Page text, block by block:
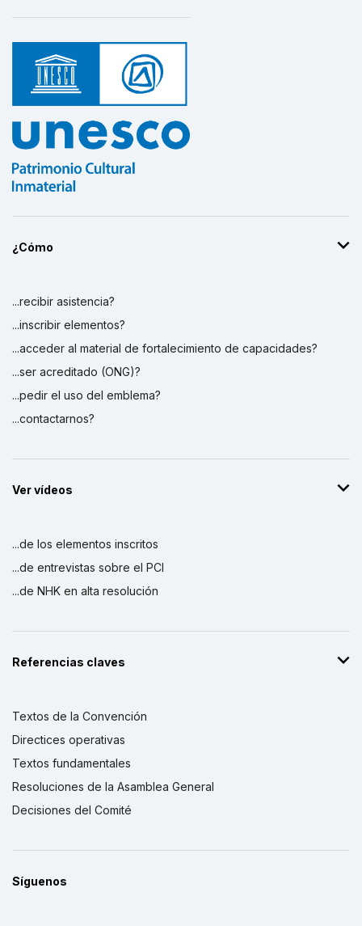
¿Cómo
...recibir asistencia?
...inscribir elementos?
...acceder al material de fortalecimiento de capacidades?
...ser acreditado (ONG)?
...pedir el uso del emblema?
...contactarnos?
Ver vídeos
...de los elementos inscritos
...de entrevistas sobre el PCI
...de NHK en alta resolución
Referencias claves
Textos de la Convención
Directices operativas
Textos fundamentales
Resoluciones de la Asamblea General
Decisiones del Comité
Síguenos